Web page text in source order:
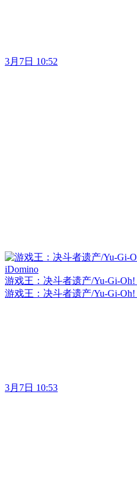
3月7日 10:52
游戏王：决斗者遗产/Yu-Gi-Oh!
游戏王：决斗者遗产/Yu-Gi-Oh!
3月7日 10:53